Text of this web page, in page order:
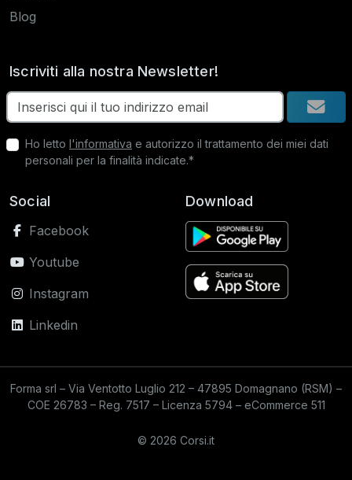
Blog
Iscriviti alla nostra Newsletter!
Ho letto l'informativa e autorizzo il trattamento dei miei dati
personali per la finalità indicate.*
Social
Facebook
Youtube
Instagram
Linkedin
Download
Forma srl – Via Ventotto Luglio 212 – 47895 Domagnano (RSM) –
COE 26783 – Reg. 7517 – Licenza 5794 – eCommerce 511
© 2026 Corsi.it